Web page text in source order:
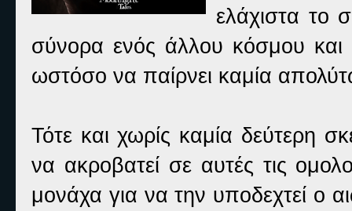
ελάχιστα το
σύνορα ενός άλλου κόσμου
ωστόσο να παίρνει καμία
Τότε και χωρίς καμία δεύτερη
να ακροβατεί σε αυτές τις
μονάχα για να την υποδεχτεί ο